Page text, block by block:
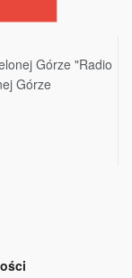
Górze "Radio
Górze